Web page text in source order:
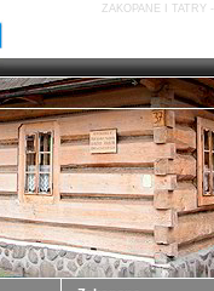
ZAKOPANE I TATRY